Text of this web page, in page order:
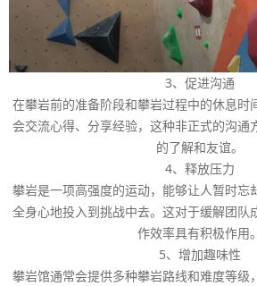
3、促进沟通
在攀岩前的准备阶段和攀岩过程中的休息时
会交流心得、分享经验，这种非正式的沟通
的了解和友谊。
4、释放压力
攀岩是一项高强度的运动，能够让人暂时忘
全身心地投入到挑战中去。这对于缓解团队
作效率具有积极作用。
5、增加趣味性
攀岩馆通常会提供多种攀岩路线和难度等级